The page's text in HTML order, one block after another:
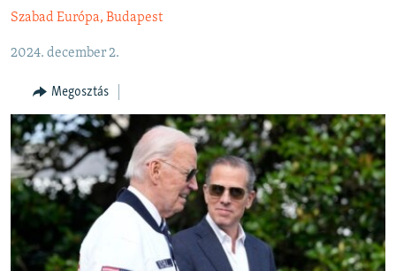
Ugrás
VIDEÓK
ELEMZŐ
NER15
SZABADON
TÁRSADALOM
DEMOKRÁCIA
A PÉNZ NYOMÁBAN
EURÓPAI UNIÓ
Szabad Európa, Budapest
2024. december 2.
Megosztás